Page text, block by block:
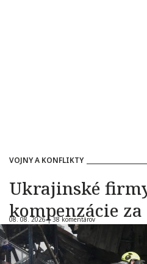
VOJNY A KONFLIKTY
Ukrajinské
kompenzácie
08. 08. 2026 |38 komentárov